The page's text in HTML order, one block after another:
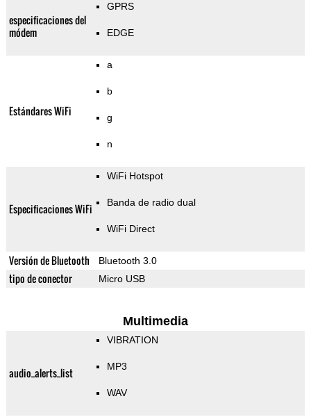
especificaciones del
módem
GPRS
EDGE
Estándares WiFi
a
b
g
n
Especificaciones WiFi
WiFi Hotspot
Banda de radio dual
WiFi Direct
Versión de Bluetooth Bluetooth 3.0
tipo de conector Micro USB
Multimedia
audio_alerts_list
VIBRATION
MP3
WAV